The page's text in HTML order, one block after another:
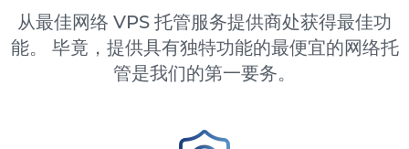
从最佳网络 VPS 托管服务提供商处获得最佳功
能。 毕竟，提供具有独特功能的最便宜的网络托
管是我们的第一要务。